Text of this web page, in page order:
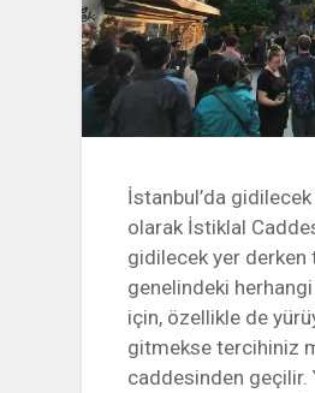
İstanbul’da
olarak İstiklal
gidilecek yer derken
genelindeki
için, özellikle de
gitmekse tercihiniz
caddesinden geçilir.